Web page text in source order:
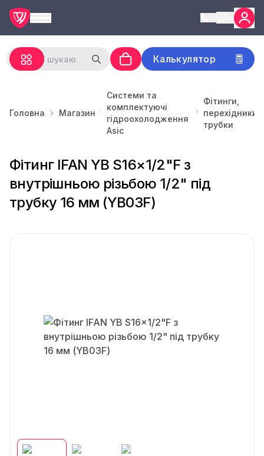
Калькулятор
Головна Магазин
Системи та
комплектуючі
гідроохолодження
Asic
Фітинги,
перехідники,
трубки
Фітинг IFAN YB S16×1/2"F з
внутрішньою різьбою 1/2" під
трубку 16 мм (YB03F)